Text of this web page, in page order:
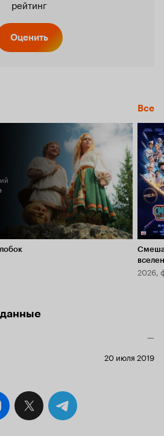
рейтинг
Оценить
Все
2026,
—
20 июля 2019